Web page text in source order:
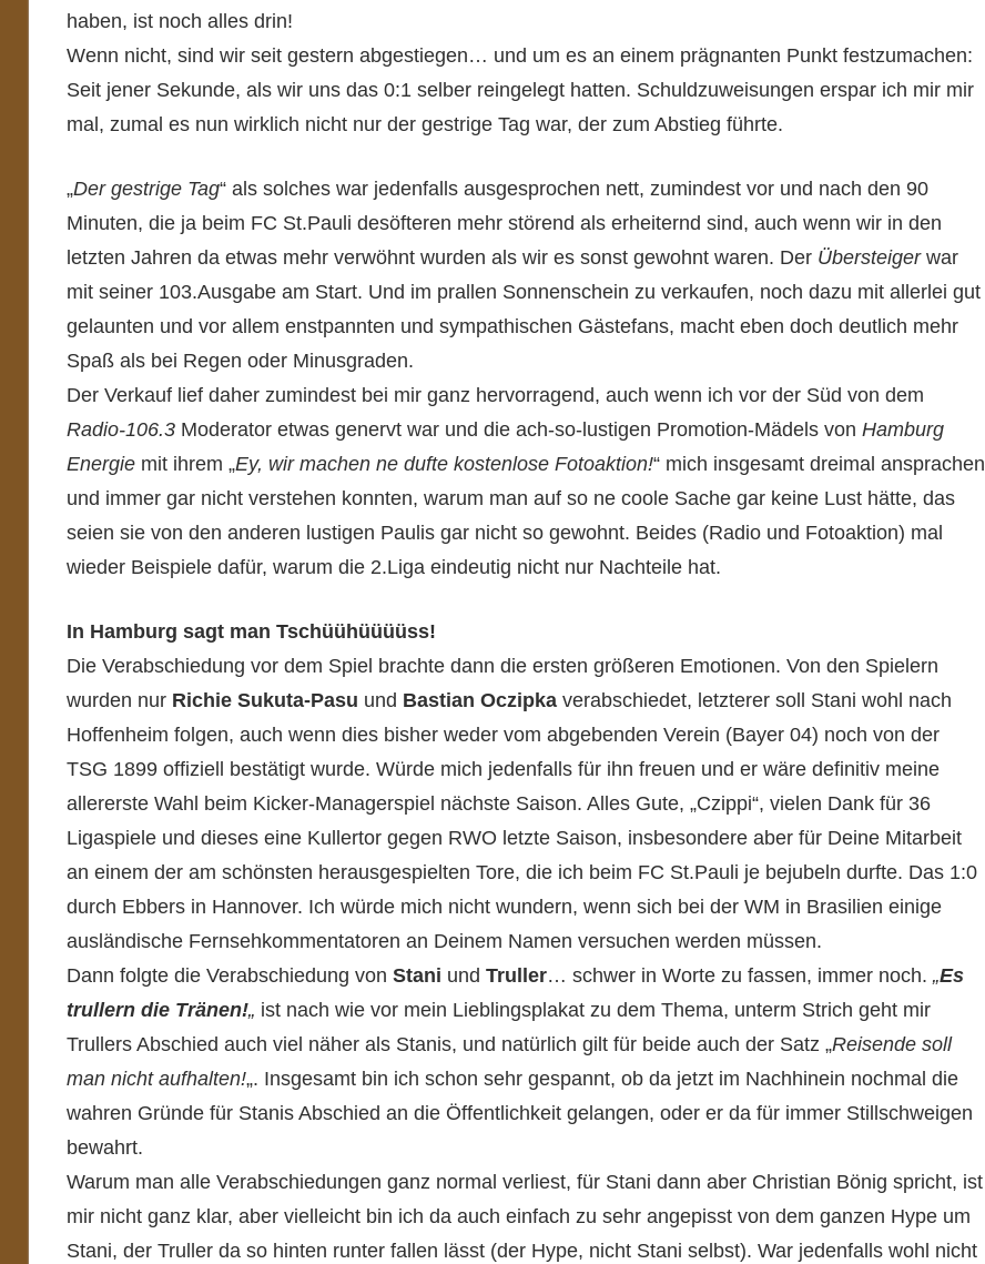
haben, ist noch alles drin!
Wenn nicht, sind wir seit gestern abgestiegen… und um es an einem prägnanten Punkt festzumachen:
Seit jener Sekunde, als wir uns das 0:1 selber reingelegt hatten. Schuldzuweisungen erspar ich mir mir
mal, zumal es nun wirklich nicht nur der gestrige Tag war, der zum Abstieg führte.
„Der gestrige Tag“ als solches war jedenfalls ausgesprochen nett, zumindest vor und nach den 90
Minuten, die ja beim FC St.Pauli desöfteren mehr störend als erheiternd sind, auch wenn wir in den
letzten Jahren da etwas mehr verwöhnt wurden als wir es sonst gewohnt waren. Der Übersteigerwar
mit seiner 103.Ausgabe am Start. Und im prallen Sonnenschein zu verkaufen, noch dazu mit allerlei gut
gelaunten und vor allem enstpannten und sympathischen Gästefans, macht eben doch deutlich mehr
Spaß als bei Regen oder Minusgraden.
Der Verkauf lief daher zumindest bei mir ganz hervorragend, auch wenn ich vor der Süd von dem
Radio-106.3Moderator etwas genervt war und die ach-so-lustigen Promotion-Mädels von Hamburg
Energiemit ihrem „Ey, wir machen ne dufte kostenlose Fotoaktion!“ mich insgesamt dreimal ansprachen
und immer gar nicht verstehen konnten, warum man auf so ne coole Sache gar keine Lust hätte, das
seien sie von den anderen lustigen Paulis gar nicht so gewohnt. Beides (Radio und Fotoaktion) mal
wieder Beispiele dafür, warum die 2.Liga eindeutig nicht nur Nachteile hat.
In Hamburg sagt man Tschüühüüüüss!
Die Verabschiedung vor dem Spiel brachte dann die ersten größeren Emotionen. Von den Spielern
wurden nur Richie Sukuta-Pasu und Bastian Oczipkaverabschiedet, letzterer soll Stani wohl nach
Hoffenheim folgen, auch wenn dies bisher weder vom abgebenden Verein (Bayer 04) noch von der
TSG 1899 offiziell bestätigt wurde. Würde mich jedenfalls für ihn freuen und er wäre definitiv meine
allererste Wahl beim Kicker-Managerspiel nächste Saison. Alles Gute, „Czippi“, vielen Dank für 36
Ligaspiele und dieses eine Kullertor gegen RWO letzte Saison, insbesondere aber für Deine Mitarbeit
an einem der am schönsten herausgespielten Tore, die ich beim FC St.Pauli je bejubeln durfte. Das 1:0
durch Ebbers in Hannover. Ich würde mich nicht wundern, wenn sich bei der WM in Brasilien einige
ausländische Fernsehkommentatoren an Deinem Namen versuchen werden müssen.
Dann folgte die Verabschiedung von Stani und Truller… schwer in Worte zu fassen, immer noch. „Es
trullern die Tränen!„ ist nach wie vor mein Lieblingsplakat zu dem Thema, unterm Strich geht mir
Trullers Abschied auch viel näher als Stanis, und natürlich gilt für beide auch der Satz „Reisende soll
man nicht aufhalten!„. Insgesamt bin ich schon sehr gespannt, ob da jetzt im Nachhinein nochmal die
wahren Gründe für Stanis Abschied an die Öffentlichkeit gelangen, oder er da für immer Stillschweigen
bewahrt.
Warum man alle Verabschiedungen ganz normal verliest, für Stani dann aber Christian Bönig spricht, ist
mir nicht ganz klar, aber vielleicht bin ich da auch einfach zu sehr angepisst von dem ganzen Hype um
Stani, der Truller da so hinten runter fallen lässt (der Hype, nicht Stani selbst). War jedenfalls wohl nicht